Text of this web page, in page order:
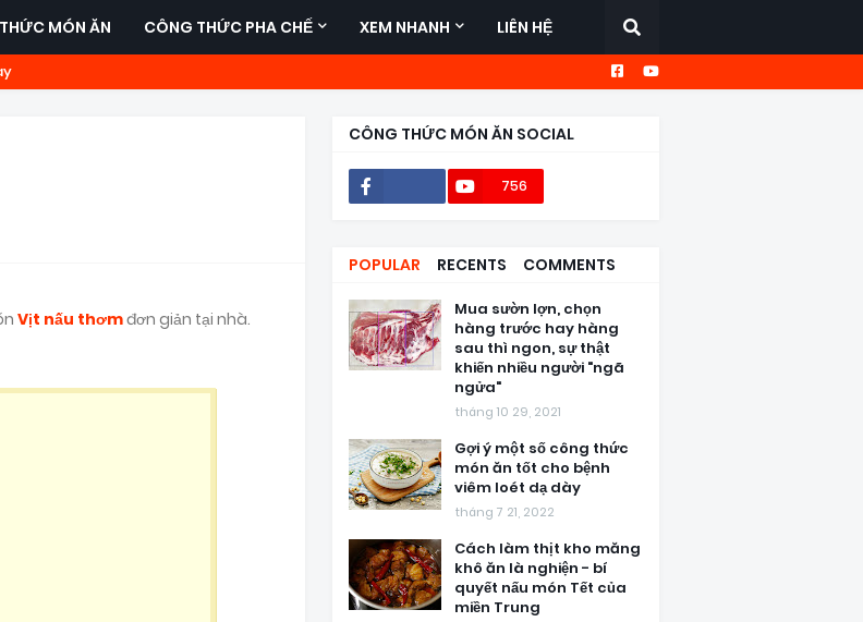
MÓN ĂN CÔNG THỨC PHA CHẾ XEM NHANH LIÊN HỆ
Vịt nấu thơmđơn giản tại nhà.
CÔNG THỨC MÓN ĂN SOCIAL
756
POPULAR RECENTS COMMENTS
Mua sườn lợn, chọn
hàng trước hay hàng
sau thì ngon, sự thật
khiến nhiều người "ngã
ngửa"
tháng 10 29, 2021
Gợi ý một số công thức
món ăn tốt cho bệnh
viêm loét dạ dày
tháng 7 21, 2022
Cách làm thịt kho măng
khô ăn là nghiện - bí
quyết nấu món Tết của
miền Trung